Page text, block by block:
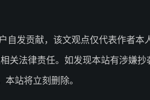
自发贡献，该文观点仅代表作者本
关法律责任。如发现本站有涉嫌
站将立刻删除。